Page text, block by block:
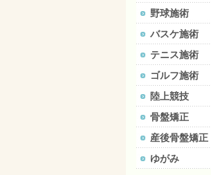
野球施術
バスケ施術
テニス施術
ゴルフ施術
陸上競技
骨盤矯正
産後骨盤矯正
ゆがみ